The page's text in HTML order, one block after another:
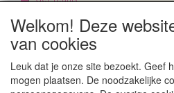
Welkom! Deze
van cookies
Leuk dat je onze site bezoekt. Geef
mogen plaatsen. De noodzakelijke